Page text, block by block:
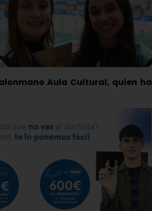
Aula Cultural, quien ha